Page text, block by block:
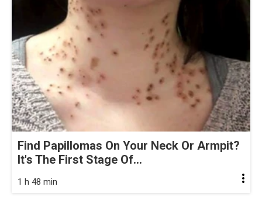
Find Papillomas On Your Neck Or Armpit?
It's The First Stage Of...
1 h 48 min